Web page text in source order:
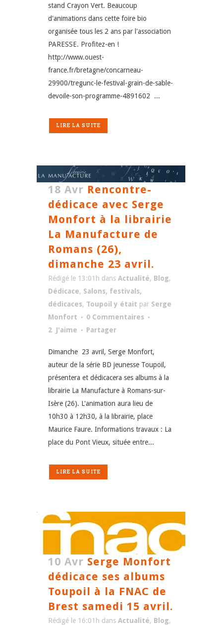
stand Crayon Vert. Beaucoup
d'animations dans cette foire bio
organisée tous les 2 ans par l'association
PARESSE. Profitez-en !
http://www.ouest-
france.fr/bretagne/concarneau-
29900/tregunc-le-festival-grain-de-sable-
devoile-son-programme-4891602 ...
LIRE LA SUITE
18 Avr Rencontre-
dédicace avec Serge
Monfort à la librairie
La Manufacture de
Romans (26),
dimanche 23 avril.
Rédigé le 13:01h dans Actualité, Blog,
Dédicace, Salons, festivals,
dédicaces, Toupoil y était par Serge
Monfort
0 Commentaires
2 J'aime Partager
Dimanche 23 avril, Serge Monfort,
auteur de la série BD jeunesse Toupoil,
présentera et dédicacera ses albums à la
librairie La Manufacture à Romans-sur-
Isère (26). L'animation aura lieu de
10h30 à 12h30, à la librairie, place
Maurice Faure. Informations travaux : La
place du Pont Vieux, située entre...
LIRE LA SUITE
10 Avr Serge Monfort
dédicace ses albums
Toupoil à la FNAC de
Brest samedi 15 avril.
Rédigé le 16:01h dans Actualité, Blog,